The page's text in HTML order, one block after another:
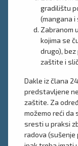
gradilištu
(mangana i
Zabranom
kojima se
drugo),
zaštite i
Dakle iz člana
predstavljene
zaštite. Za
možemo reći da
sresti u praksi
radova (sušenje